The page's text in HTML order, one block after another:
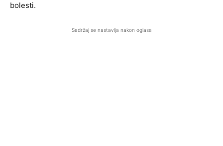
bolesti.
Sadržaj se nastavlja nakon oglasa